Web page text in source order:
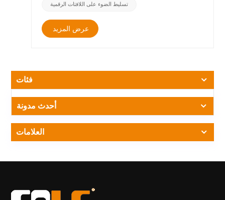
وجاذبية. بالإضافة إلى ذلك، تستخدم آلة الإعلان عن اللافتات
باستمرار، والتأكد من أن التجربة البصرية للجمهور جديدة، وتعزيز
جاذبية الإعلان وجاذبيته.&nbsp;&nbsp;ثانيًا، يمكن لآلات الإعلان
تحويل الإعلانات. وفي الوقت نفسه، يمكن لآلات الإعلان عن
اللافتات الرقمية توسيع الوعي بالعلامة التجارية وجذب المزيد من
العملاء المحتملين من خلال وضعها في مناطق ذات حركة مرور
من فرص المبيعات والإيرادات.&nbsp;&nbsp;أخيرًا، تتميز آلة
الإعلان عن اللافتات الرقمية أيضًا بخصائص الذكاء والتفاعل. يمكن
الأبعاد والطرق التفاعلية الأخرى للتفاعل مع الجمهور، وتحسين
خصائص الجمهور وردود الفعل من خلال التعرف على الوجه
تسليط الضوء على اللافتات الرقمية
عرض المزيد
فئات
أحدث مدونة
العلامات